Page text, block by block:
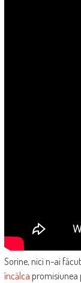
Sorine, nici n-ai
încălca promisiunea